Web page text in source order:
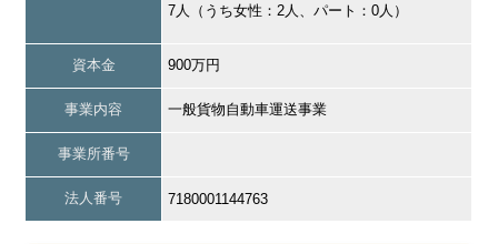
7人（うち女性：2人、パート：0人）
資本金 900万円
事業内容 一般貨物自動車運送事業
事業所番号
法人番号 7180001144763